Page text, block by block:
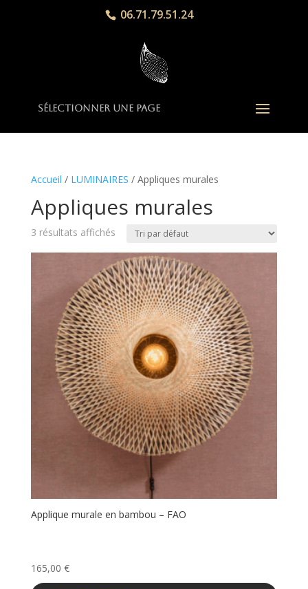
06.71.79.51.24
Sélectionner une page
Accueil / LUMINAIRES / Appliques murales
Appliques murales
3 résultats affichés
Applique murale en bambou – FAO
165,00 €